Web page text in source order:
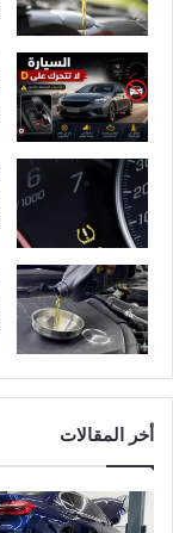
أخر المقالات